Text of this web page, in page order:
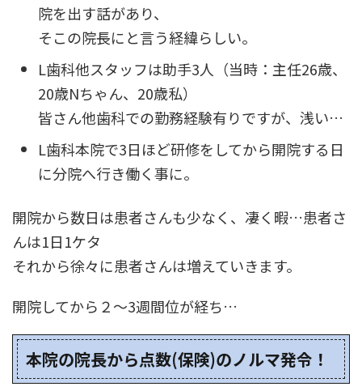
院を出す話があり、
そこの院長にと言う経緯らしい。
L歯科他スタッフは助手3人（当時：主任26歳、
20歳Nちゃん、20歳私）
皆さん他歯科での勤務経験有りですが、浅い…
L歯科本院で3日ほど研修をしてから開院する日
に分院へ行き働く事に。
開院から数日は患者さんも少なく、凄く暇…患者さ
んは1日1ケタ
それから徐々に患者さんは増えていきます。
開院してから２～3週間位が経ち…
本院の院長から点数(保険)のノルマ発令！